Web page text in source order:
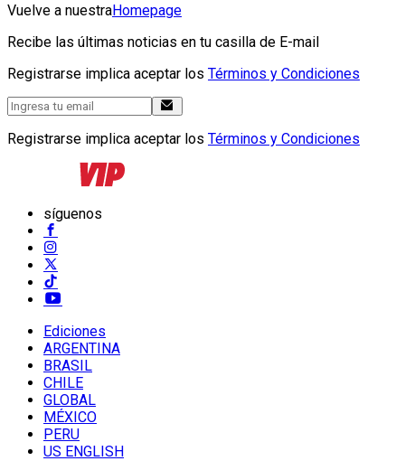
Vuelve a nuestraHomepage
Recibe las últimas noticias en tu casilla de E-mail
Registrarse implica aceptar los Términos y Condiciones
Registrarse implica aceptar los Términos y Condiciones
síguenos
Ediciones
ARGENTINA
BRASIL
CHILE
GLOBAL
MÉXICO
PERU
US ENGLISH